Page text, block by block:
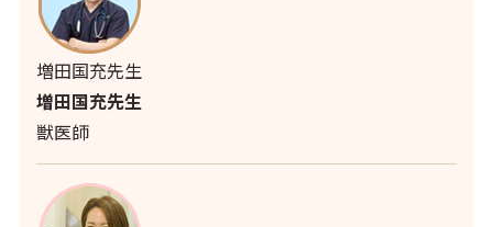
増田国充先生
増田国充先生
獣医師